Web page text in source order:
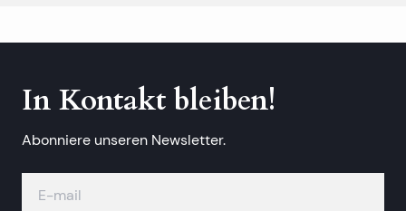
In Kontakt bleiben!
Abonniere unseren Newsletter.